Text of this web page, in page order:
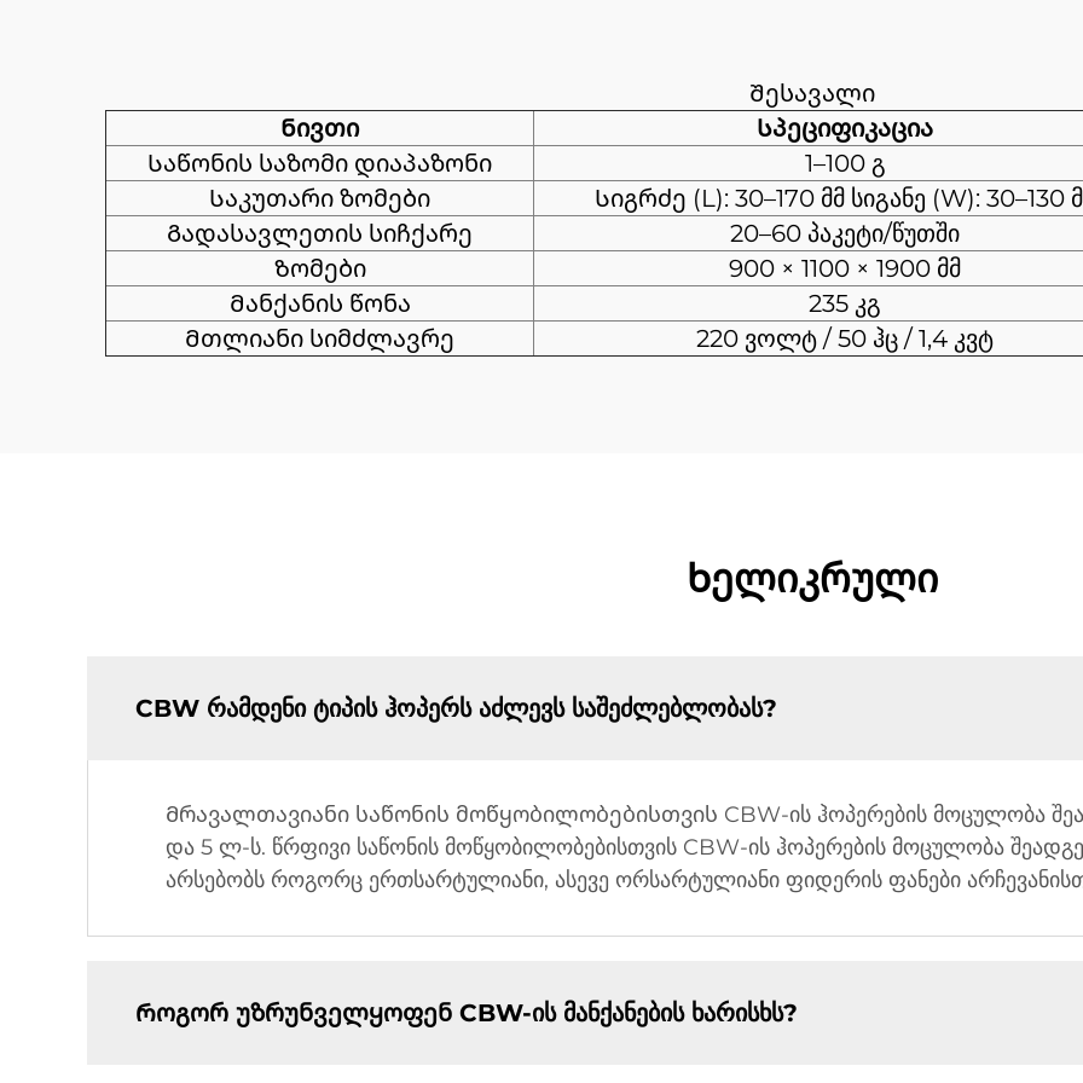
Შესავალი
Ნივთი
Სპეციფიკაცია
Საწონის საზომი დიაპაზონი
1–100 გ
Საკუთარი ზომები
Სიგრძე (L): 30–170 მმ სიგანე (W): 30–130
Გადასავლეთის სიჩქარე
20–60 პაკეტი/წუთში
Ზომები
900 × 1100 × 1900 მმ
Მანქანის წონა
235 კგ
Მთლიანი სიმძლავრე
220 ვოლტ / 50 ჰც / 1,4 კვტ
Ხელიკრული
CBW რამდენი ტიპის ჰოპერს აძლევს საშეძლებლობას?
Მრავალთავიანი საწონის მოწყობილობებისთვის CBW-ის ჰოპერების მოცულობა
და 5 ლ-ს. წრფივი საწონის მოწყობილობებისთვის CBW-ის ჰოპერების მოცულობა
არსებობს როგორც ერთსარტულიანი, ასევე ორსარტულიანი ფიდერის ფანები
Როგორ უზრუნველყოფენ CBW-ის მანქანების ხარისხს?